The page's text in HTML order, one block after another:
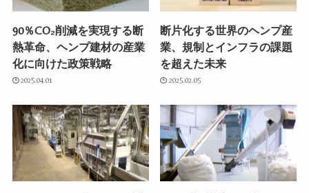
90％CO₂削減を実現する断
熱革命、ヘンプ建材の産業
化に向けた政策戦略
2025.04.01
断片化する世界のヘンプ産
業、規制とインフラの課題
を超えた未来
2025.02.05